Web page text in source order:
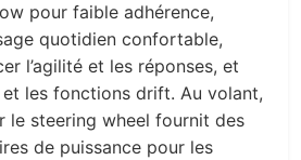
pour faible adhérence,
quotidien confortable,
l’agilité et les réponses, et
les fonctions drift. Au volant,
le steering wheel fournit des
de puissance pour les